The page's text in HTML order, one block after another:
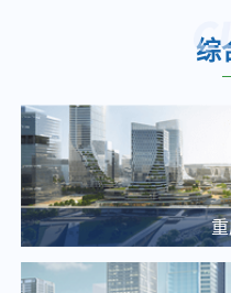
2025-03-20
2025-03-25
大剧院站 TOD 项目概念
综